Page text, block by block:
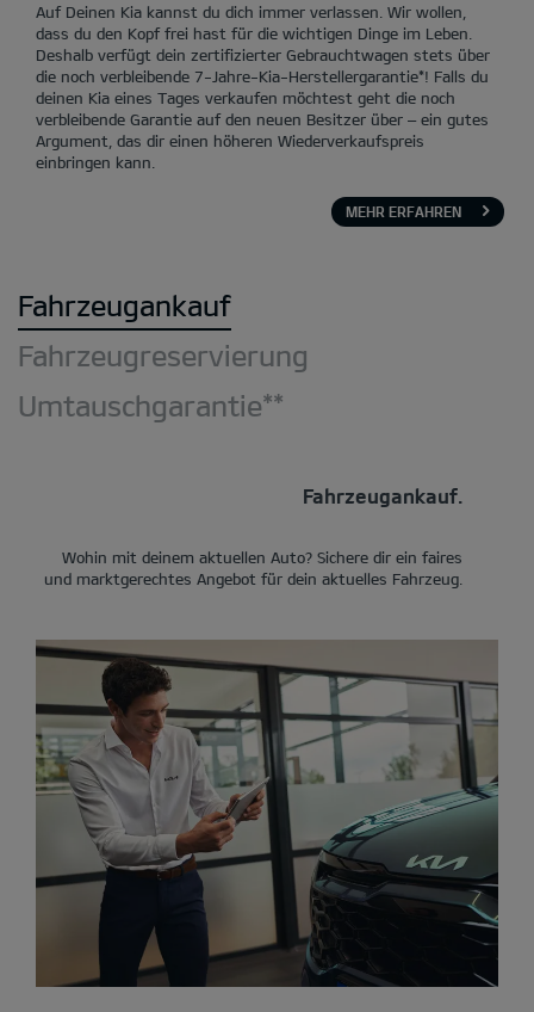
Auf Deinen Kia kannst du dich immer verlassen. Wir wollen,
dass du den Kopf frei hast für die wichtigen Dinge im Leben.
Deshalb verfügt dein zertifizierter Gebrauchtwagen stets über
die noch verbleibende 7-Jahre-Kia-Herstellergarantie*! Falls du
deinen Kia eines Tages verkaufen möchtest geht die noch
verbleibende Garantie auf den neuen Besitzer über – ein gutes
Argument, das dir einen höheren Wiederverkaufspreis
einbringen kann.
MEHR ERFAHREN
Fahrzeugankauf
Fahrzeugreservierung
Umtauschgarantie**
Fahrzeugankauf.
Wohin mit deinem aktuellen Auto? Sichere dir ein faires
und marktgerechtes Angebot für dein aktuelles Fahrzeug.